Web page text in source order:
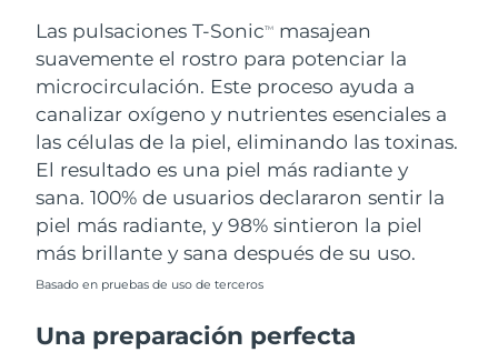
Las pulsaciones T-SonicTM
masajean
suavemente el rostro para potenciar la
microcirculación. Este proceso ayuda a
canalizar oxígeno y nutrientes esenciales a
las células de la piel, eliminando las toxinas.
El resultado es una piel más radiante y
sana. 100% de usuarios declararon sentir la
piel más radiante, y 98% sintieron la piel
más brillante y sana después de su uso.
Basado en pruebas de uso de terceros
Una preparación perfecta